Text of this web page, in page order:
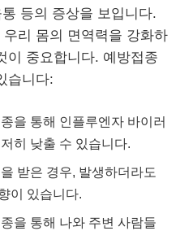
등의 증상을 보입니다.
리 몸의 면역력을 강화하
이 중요합니다. 예방접종
습니다:
을 통해 인플루엔자 바이러
히 낮출 수 있습니다.
받은 경우, 발생하더라도
이 있습니다.
을 통해 나와 주변 사람들